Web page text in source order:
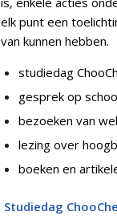
elk punt een
van kunnen hebben.
studiedag
gesprek op
bezoeken van
lezing over
boeken en
Studiedag